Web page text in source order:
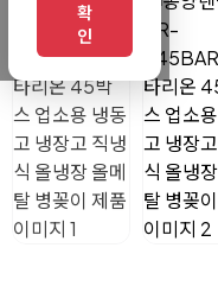
확
인